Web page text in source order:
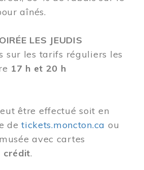
aînés.
LES JEUDIS
sur les tarifs réguliers les
17 h et 20 h
être effectué soit en
detickets.moncton.ca ou
avec cartes
crédit.